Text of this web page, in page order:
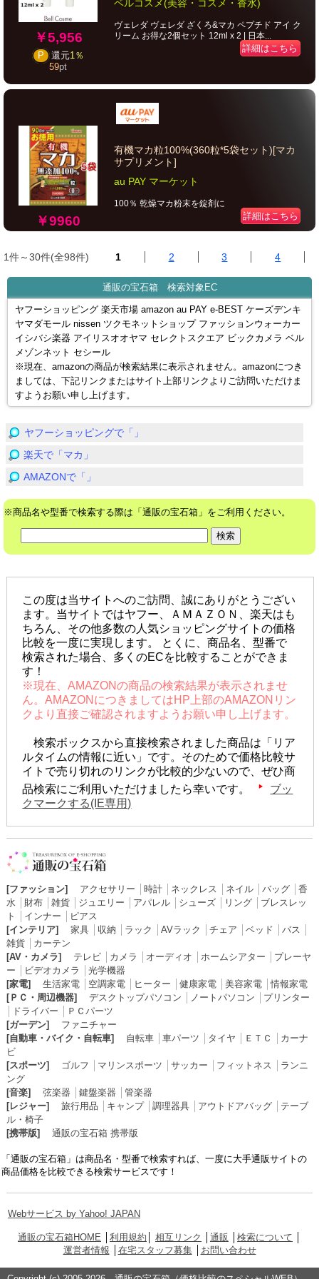
￥5,956
P 還元1％
59pt
ベルコスメ(美容・コスメ・香水)
ヴェレダ ヴェレダ ざくろ&マカ ペプチド アイ ク
リーム お得な2個セット 12ml x 2 | 日本...
詳細はこちら
￥9960
有機マカ粒100%(360粒*5袋セット)[マカ
サプリメント]
au PAY マーケット
100％ 乾燥マカ粉末を錠剤に
詳細はこちら
1件～30件(全98件) 1 2 3 4
通販の宝石箱 検索対象EC
ヤフーショッピング 楽天市場 amazon au PAY e-BEST ケーズデンキ
ヤマダモール nissen ツクモネットショップ ファッションウォーカー
イシバシ楽器 アイリスオオヤマ セレクトスクエア ビックカメラ ベル
メゾンネット セシール
※現在、amazonの商品が検索結果に表示されません。amazonにつき
ましては、下記リンクまたはサイト上部リンクよりご訪問いただけま
すようお願い申し上げます。
ヤフーショッピングで「」
楽天で「マカ」
AMAZONで「」
※商品名や型番で検索する際は「通販の宝石箱」をご利用ください。
この度は当サイトへのご訪問、誠にありがとうござい
ます。当サイトではヤフー、ＡＭＡＺＯＮ、楽天はも
ちろん、その他多数の人気ショッピングサイトの価格
比較を一度に実現します。 とくに、商品名、型番で
検索された場合、多くのECを比較することができま
す！
※現在、AMAZONの商品の検索結果が表示されませ
ん。AMAZONにつきましてはHP上部のAMAZONリン
クより直接ご確認されますようお願い申し上げます。
検索ボックスから直接検索されました商品は「リア
ルタイムの情報に近い」です。そのためで価格比較サ
イトで売り切れのリンクが比較的少ないので、ぜひ商
品検索にご利用いただけましたら幸いです。
ブッ
クマークする(IE専用)
[ファッション] アクセサリー 時計│ ネックレス ネイル│ バッグ│ 香
水
財布│ 雑貨│ ジュエリー アパレル│ シューズ│ リング│ ブレスレッ
ト
インナー
ピアス
[インテリア]
家具│ 収納 ラック AVラック チェア ベッド バス
雑貨│ カーテン
[AV・カメラ]
テレビ│ カメラ オーディオ ホームシアター
プレーヤ
ー
ビデオカメラ
光学機器
[家電]
生活家電│ 空調家電│ ヒーター 健康家電│ 美容家電│情報家電
[ＰＣ・周辺機器]
デスクトップパソコン ノートパソコン
プリンター
ドライバー
ＰＣパーツ
[ガーデン]
ファニチャー
[自動車・バイク・自転車]
自転車│ 車パーツ タイヤ ＥＴＣ
カーナ
ビ
[スポーツ]
ゴルフ マリンスポーツ サッカー フィットネス
ランニ
ング
[音楽]
弦楽器 鍵盤楽器
管楽器
[レジャー]
旅行用品 キャンプ│ 調理器具│ アウトドアバッグ│ テーブ
ル・椅子
[携帯版]
通販の宝石箱 携帯版
「通販の宝石箱」は商品名・型番で検索すれば、一度に大手通販サイトの
商品価格を比較できる検索サービスです！
Webサービス by Yahoo! JAPAN
通販の宝石箱HOME 利用規約 相互リンク 通販 検索について
運営者情報
在宅スタッフ募集│ お問い合わせ